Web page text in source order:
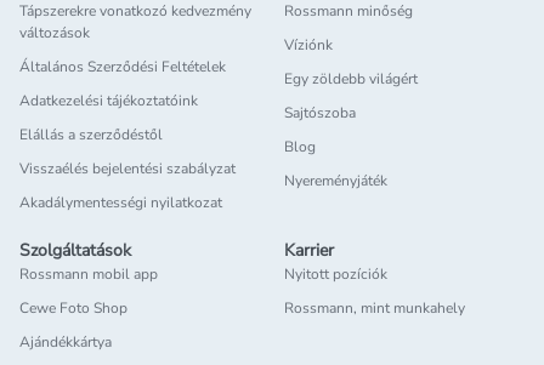
Tápszerekre vonatkozó kedvezmény
változások
Általános Szerződési Feltételek
Adatkezelési tájékoztatóink
Elállás a szerződéstől
Visszaélés bejelentési szabályzat
Akadálymentességi nyilatkozat
Rossmann minőség
Víziónk
Egy zöldebb világért
Sajtószoba
Blog
Nyereményjáték
Szolgáltatások
Rossmann mobil app
Cewe Foto Shop
Ajándékkártya
Karrier
Nyitott pozíciók
Rossmann, mint munkahely